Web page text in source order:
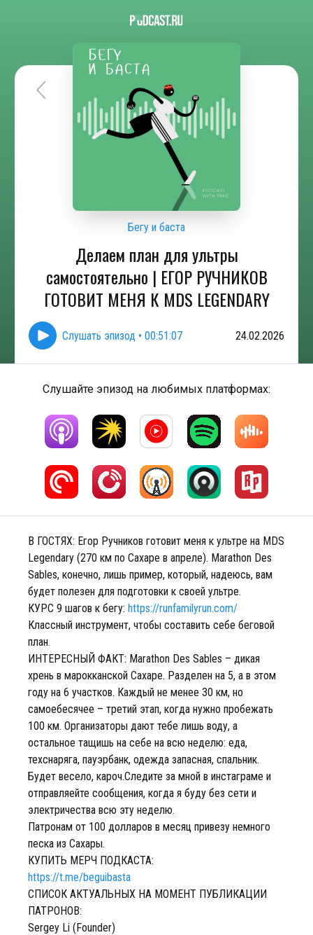
Бегу и баста
Делаем план для ультры
самостоятельно | ЕГОР РУЧНИКОВ
ГОТОВИТ МЕНЯ К MDS LEGENDARY
Слушать эпизод • 00:51:07 24.02.2026
Слушайте эпизод на любимых платформах:
В ГОСТЯХ: Егор Ручников готовит меня к ультре на MDS
Legendary (270 км по Сахаре в апреле). Marathon Des
Sables, конечно, лишь пример, который, надеюсь, вам
будет полезен для подготовки к своей ультре.
КУРС 9 шагов к бегу: https://runfamilyrun.com/
Классный инструмент, чтобы составить себе беговой
план.
ИНТЕРЕСНЫЙ ФАКТ: Marathon Des Sables – дикая
хрень в марокканской Сахаре. Разделен на 5, а в этом
году на 6 участков. Каждый не менее 30 км, но
самоебесячее – третий этап, когда нужно пробежать
100 км. Организаторы дают тебе лишь воду, а
остальное тащишь на себе на всю неделю: еда,
техснаряга, пауэрбанк, одежда запасная, спальник.
Будет весело, кароч.Следите за мной в инстаграме и
отправляейте сообщения, когда я буду без сети и
электричества всю эту неделю.
Патронам от 100 долларов в месяц привезу немного
песка из Сахары.
КУПИТЬ МЕРЧ ПОДКАСТА:
https://t.me/beguibasta
СПИСОК АКТУАЛЬНЫХ НА МОМЕНТ ПУБЛИКАЦИИ
ПАТРОНОВ:
Sergey Li (Founder)